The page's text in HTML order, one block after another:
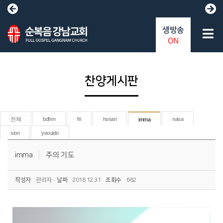
찬양게시판
전체 bdhm fri hosan imma nasa
sion yeouido
imma 주의 기도
작성자 관리자 날짜 2018.12.31 조회수 662
생방송
ON